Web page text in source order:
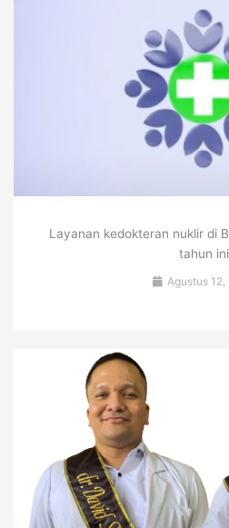
Layanan kedokteran nuklir di
tahun ini
Agustus